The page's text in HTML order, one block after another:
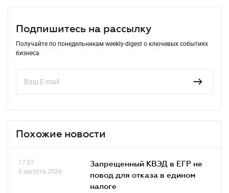
Подпишитесь на рассылку
Получайте по понедельникам weekly-digest о ключевых событиях
бизнеса
Похожие новости
17.07
6 августа 2026
Запрещенный КВЭД в ЕГР не
повод для отказа в едином
налоге